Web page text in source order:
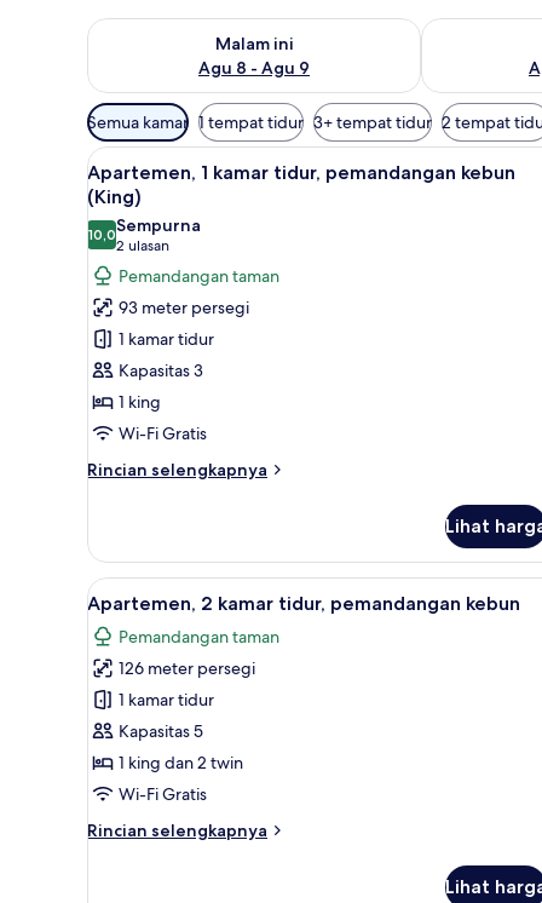
Malam ini
Agu 8 - Agu 9
Periksa ketersediaan untuk malam ini Agu 8 - Agu 9
Periksa
Filter
tersedia
untuk
kamar
Semua kamar 1 tempat tidur 3+ tempat tidur 2 tempat
Lihat
semua
foto
untuk
Apartemen,
1
kamar
tidur,
pemandangan
kebun
(King)
Apartemen, 1 kamar tidur,
5
Apartemen, 1 kamar tidur, pemandangan kebun
(King)
10,010,0 dari 10
Sempurna
2 ulasan
(2
ulasan)
Pemandangan taman
93 meter persegi
1 kamar tidur
Kapasitas 3
1 king
Wi-Fi Gratis
Rincian selengkapnya
Rincian
Apartemen,
kamar
tidur,
pemandangan
kebun
(King)
Lihat
Lihat
semua
foto
untuk
Apartemen,
2
kamar
tidur,
kebun
Seprai premium, minibar,
5
Apartemen, 2 kamar tidur, pemandangan kebun
Pemandangan taman
126 meter persegi
1 kamar tidur
Kapasitas 5
1 king dan 2 twin
Wi-Fi Gratis
Rincian selengkapnya
Rincian
Lihat